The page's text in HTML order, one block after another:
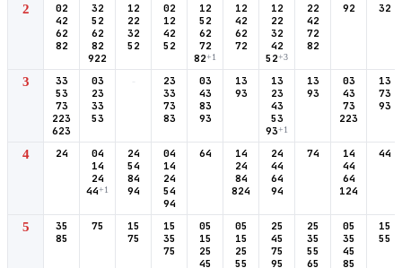
2
02
42
62
82
32
52
62
82
922
12
22
32
52
02
12
42
52
12
52
62
72
82+1
12
42
62
72
12
22
32
42
52+3
22
42
72
82
92 32
3
33
53
73
223
623
03
23
33
53
-
23
33
73
83
03
43
83
93
13
93
13
23
43
53
93+1
13
93
03
43
73
223
13
73
93
4 24
04
14
24
44+1
24
54
84
94
04
14
24
54
94
64
14
24
84
824
24
44
64
94
74
14
44
64
124
44
5
35
85
75
15
75
15
35
75
05
15
25
45
05
15
25
55
25
45
75
95
25
35
55
65
05
35
45
85
15
55